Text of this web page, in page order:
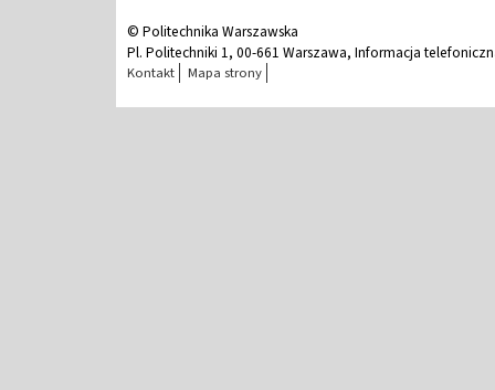
© Politechnika Warszawska
Pl. Politechniki 1, 00-661 Warszawa, Informacja
Kontakt Mapa strony